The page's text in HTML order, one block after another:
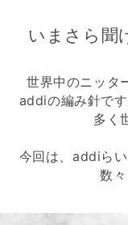
いまさら聞
世界中のニッタ
addiの編み針で
多く
今回は、addiら
数